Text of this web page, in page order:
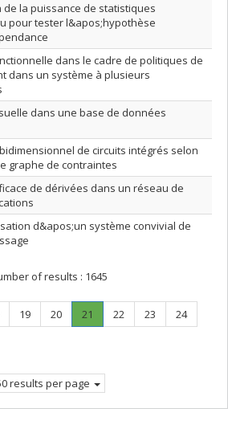
de la puissance de statistiques
pour tester l&apos;hypothèse
dans le cadre de politiques de
dans un système à plusieurs
dans une base de données
de circuits intégrés selon
graphe de contraintes
de dérivées dans un réseau de
d&apos;un système convivial de
of results : 1645
Page
19 Page
20 Page
21
Current
Page
22 Page
23 Page
24
results per page